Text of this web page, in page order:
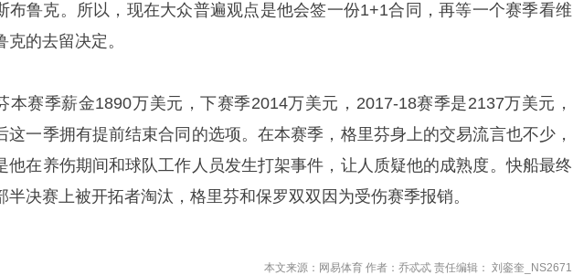
布鲁克。所以，现在大众普遍观点是他会签一份1+1合同，再等一个赛季看维
克的去留决定。
本赛季薪金1890万美元，下赛季2014万美元，2017-18赛季是2137万美元，
这一季拥有提前结束合同的选项。在本赛季，格里芬身上的交易流言也不少，
他在养伤期间和球队工作人员发生打架事件，让人质疑他的成熟度。快船最终
半决赛上被开拓者淘汰，格里芬和保罗双双因为受伤赛季报销。
本文来源：网易体育 作者：乔忒忒 责任编辑： 刘銮奎_NS2671